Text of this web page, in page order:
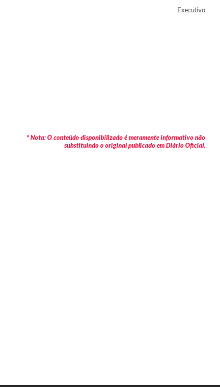
Executivo
* Nota: O conteúdo disponibilizado é meramente informativo não
substituindo o original publicado em Diário Oficial.